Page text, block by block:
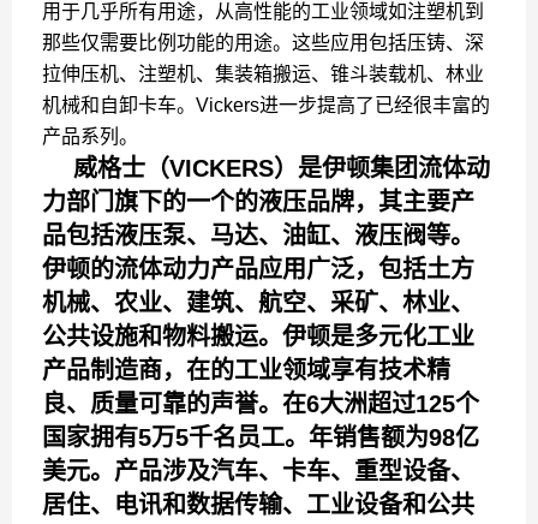
用于几乎所有用途，从高性能的工业领域如注塑机到
那些仅需要比例功能的用途。这些应用包括压铸、深
拉伸压机、注塑机、集装箱搬运、锥斗装载机、林业
机械和自卸卡车。Vickers进一步提高了已经很丰富的
产品系列。
威格士（VICKERS）是伊顿集团流体动
力部门旗下的一个的液压品牌，其主要产
品包括液压泵、马达、油缸、液压阀等。
伊顿的流体动力产品应用广泛，包括土方
机械、农业、建筑、航空、采矿、林业、
公共设施和物料搬运。伊顿是多元化工业
产品制造商，在的工业领域享有技术精
良、质量可靠的声誉。在6大洲超过125个
国家拥有5万5千名员工。年销售额为98亿
美元。产品涉及汽车、卡车、重型设备、
居住、电讯和数据传输、工业设备和公共